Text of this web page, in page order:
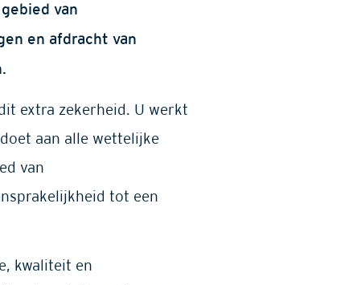
van
en afdracht van
extra zekerheid. U werkt
aan alle wettelijke
van
tot een
kwaliteit en